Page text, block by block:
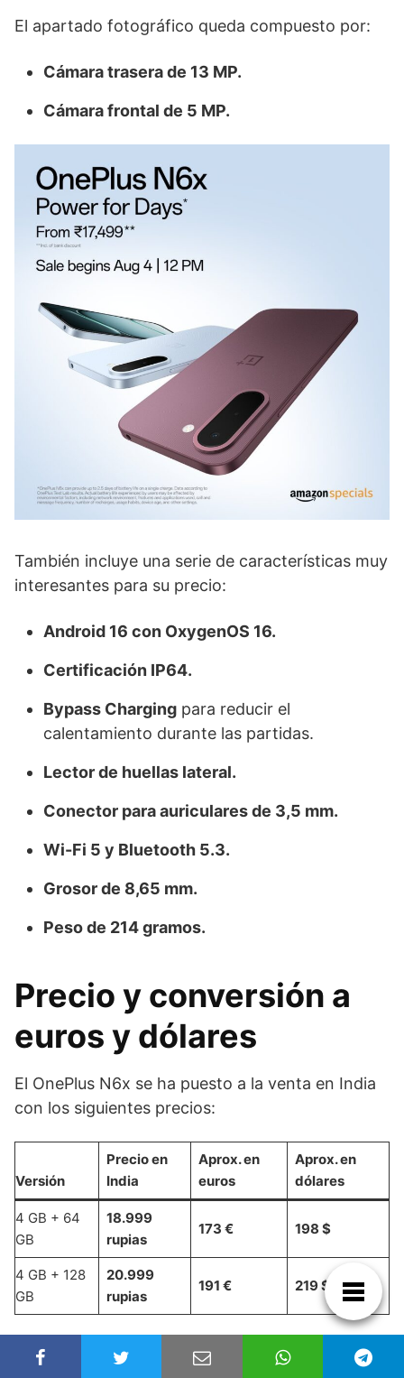
El apartado fotográfico queda compuesto por:
Cámara trasera de 13 MP.
Cámara frontal de 5 MP.
También incluye una serie de características muy
interesantes para su precio:
Android 16 con OxygenOS 16.
Certificación IP64.
Bypass Charging para reducir el
calentamiento durante las partidas.
Lector de huellas lateral.
Conector para auriculares de 3,5 mm.
Wi-Fi 5 y Bluetooth 5.3.
Grosor de 8,65 mm.
Peso de 214 gramos.
Precio y conversión a
euros y dólares
El OnePlus N6x se ha puesto a la venta en India
con los siguientes precios:
Versión
Precio en
India
Aprox. en
euros
Aprox. en
dólares
4 GB + 64
GB
18.999
rupias
173 € 198 $
4 GB + 128
GB
20.999
rupias
191 € 219 $
Las conversiones son aproximadas y pueden